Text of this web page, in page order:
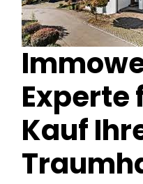
Experte
Kauf